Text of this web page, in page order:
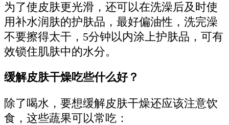
为了使皮肤更光滑，还可以在洗澡后及时使
用补水润肤的护肤品，最好偏油性，洗完澡
不要擦得太干，5分钟以内涂上护肤品，可有
效锁住肌肤中的水分。
缓解皮肤干燥吃些什么好？
除了喝水，要想缓解皮肤干燥还应该注意饮
食，这些蔬果可以常吃：